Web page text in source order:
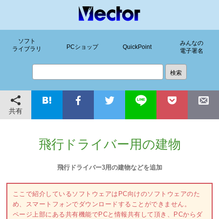
ソフト
ライブラリ
PCショップ QuickPoint
みんなの
電子署名
共有
飛行ドライバー用の建物
飛行ドライバー3用の建物などを追加
ここで紹介しているソフトウェアはPC向けのソフトウェアのた
め、スマートフォンでダウンロードすることができません。
ページ上部にある共有機能でPCと情報共有して頂き、PCからダ